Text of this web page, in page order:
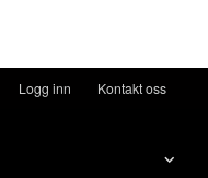
Logg inn Kontakt oss